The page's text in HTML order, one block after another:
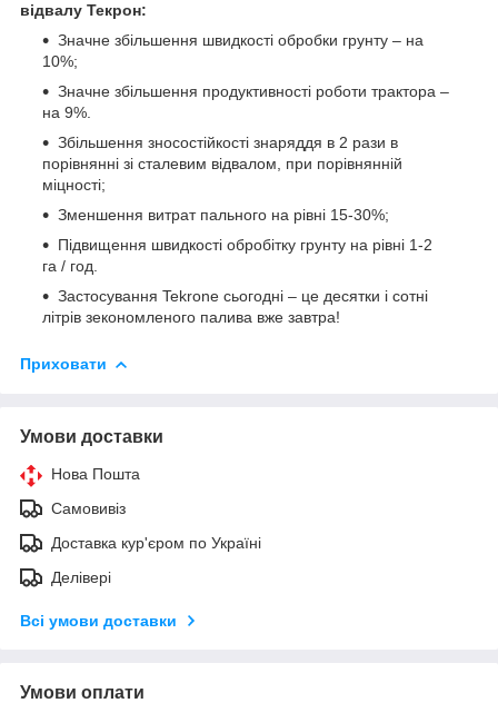
відвалу Текрон:
Значне збільшення швидкості обробки грунту – на
10%;
Значне збільшення продуктивності роботи трактора –
на 9%.
Збільшення зносостійкості знаряддя в 2 рази в
порівнянні зі сталевим відвалом, при порівнянній
міцності;
Зменшення витрат пального на рівні 15-30%;
Підвищення швидкості обробітку грунту на рівні 1-2
га / год.
Застосування Tekrone сьогодні – це десятки і сотні
літрів зекономленого палива вже завтра!
Приховати
Умови доставки
Нова Пошта
Самовивіз
Доставка кур'єром по Україні
Делівері
Всі умови доставки
Умови оплати